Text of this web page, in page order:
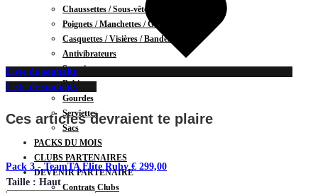
Chaussettes / Sous-vêtements
Poignets / Manchettes / Gants
Casquettes / Visières / Bandeaux
Antivibrateurs
Surgrips
Bobines
Gourdes
Serviettes
Sacs
PACKS DU MOIS
CLUBS PARTENAIRES
DEVENIR PARTENAIRE
Contrats Clubs
Liste de souhaits
Liste de souhaits
Ces articles devraient te plaire
Pack 3 - TeamTA Élite Ruby€ 299,00
Taille : Haut